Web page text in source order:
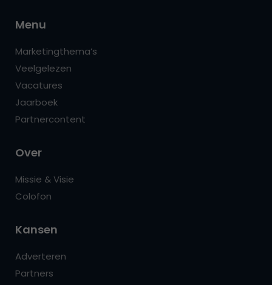
Menu
Marketingthema’s
Veelgelezen
Vacatures
Jaarboek
Partnercontent
Over
Missie & Visie
Colofon
Kansen
Adverteren
Partners